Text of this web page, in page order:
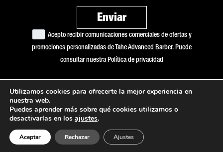
Acepto recibir comunicaciones comerciales de ofertas y
promociones personalizadas de Tahe Advanced Barber. Puede
consultar nuestra Política de privacidad
Copyright © 2026 Tahe Advanced Barber
Política de cookies
Aviso legal
Utilizamos cookies para ofrecerte la mejor experiencia en
nuestra web.
Puedes aprender más sobre qué cookies utilizamos o
desactivarlas en los ajustes.
Aceptar Rechazar Ajustes